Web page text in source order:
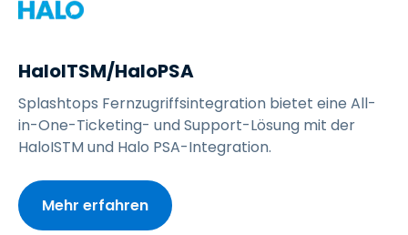
HaloITSM/HaloPSA
Splashtops Fernzugriffsintegration bietet eine All-
in-One-Ticketing- und Support-Lösung mit der
HaloISTM und Halo PSA-Integration.
Mehr erfahren